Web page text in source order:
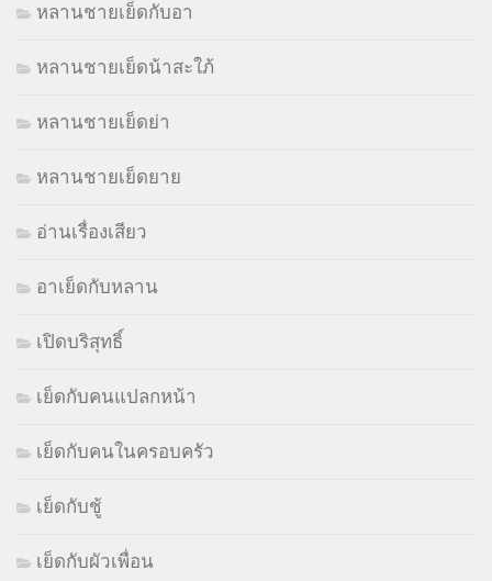
หลานชายเย็ดกับอา
หลานชายเย็ดน้าสะใภ้
หลานชายเย็ดย่า
หลานชายเย็ดยาย
อ่านเรื่องเสียว
อาเย็ดกับหลาน
เปิดบริสุทธิ์
เย็ดกับคนแปลกหน้า
เย็ดกับคนในครอบครัว
เย็ดกับชู้
เย็ดกับผัวเพื่อน